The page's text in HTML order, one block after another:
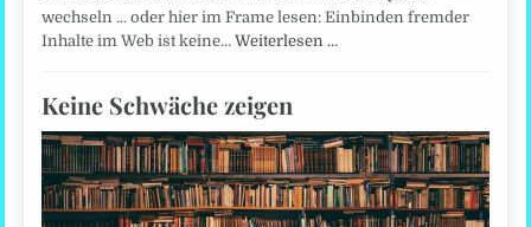
wechseln ... oder hier im Frame lesen: Einbinden fremder
Inhalte im Web ist keine…Weiterlesen …
Keine Schwäche zeigen